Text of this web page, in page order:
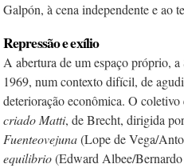
Galpón, à cena independente e ao
Repressão e exílio
A abertura de um espaço próprio,
1969, num contexto difícil, de
deterioração econômica. O coletivo
criado Matti, de Brecht, dirigida
Fuenteovejuna(Lope de Vega/
equilibrio(Edward Albee/